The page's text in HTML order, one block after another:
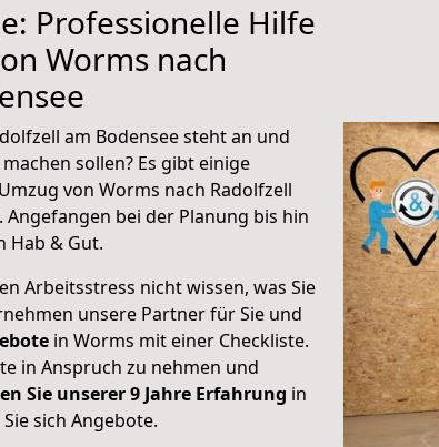
Professionelle Hilfe
Worms nach
am Bodensee steht an und
sollen? Es gibt einige
von Worms nach Radolfzell
Angefangen bei der Planung bis hin
Hab & Gut.
Arbeitsstress nicht wissen, was Sie
unsere Partner für Sie und
in Worms mit einer Checkliste.
in Anspruch zu nehmen und
Sie unserer 9 Jahre Erfahrung in
sich Angebote.